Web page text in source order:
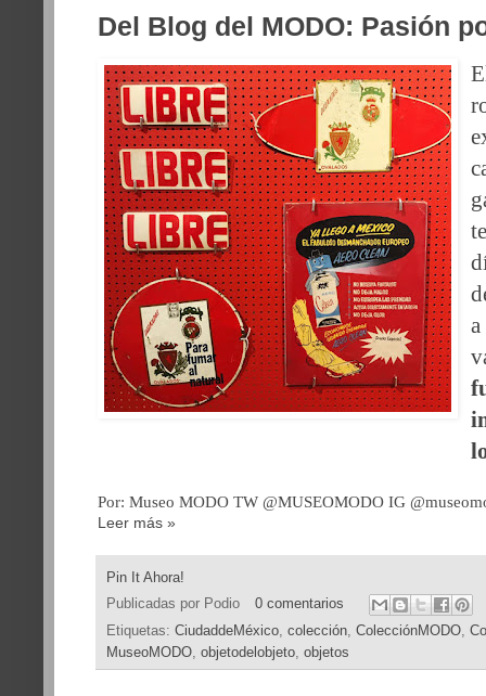
Del Blog del MODO: Pasión
Por: Museo MODO TW @MUSEOMODO IG
Leer más »
Pin It Ahora!
Publicadas por Podio
0 comentarios
Etiquetas: CiudaddeMéxico, colección, ColecciónMODO,
MuseoMODO, objetodelobjeto, objetos